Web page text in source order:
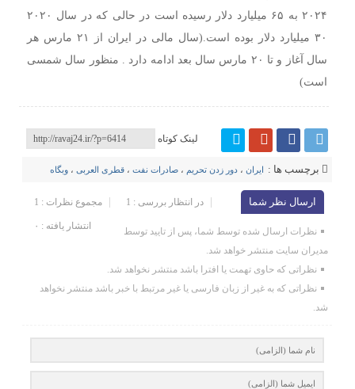
۲۰۲۴ به ۶۵ میلیارد دلار رسیده است در حالی که در سال ۲۰۲۰
۳۰ میلیارد دلار بوده است.(سال مالی در ایران از ۲۱ مارس هر
سال آغاز و تا ۲۰ مارس سال بعد ادامه دارد . منظور سال شمسی
است)
لینک کوتاه
برچسب ها : ایران ،دور زدن تحریم‌ ،صادرات نفت ،قطری العربی ،وبگاه
ارسال نظر شما مجموع نظرات : 1 در انتظار بررسی : 1
انتشار یافته : ۰
نظرات ارسال شده توسط شما، پس از تایید توسط
مدیران سایت منتشر خواهد شد.
نظراتی که حاوی تهمت یا افترا باشد منتشر نخواهد شد.
نظراتی که به غیر از زبان فارسی یا غیر مرتبط با خبر باشد منتشر نخواهد
شد.